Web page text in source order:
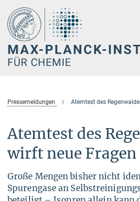
Hauptinhalt
Pressemeldungen Atemtest des
Atemtest des
wirft neue
Große Mengen bisher nicht
Spurengase an